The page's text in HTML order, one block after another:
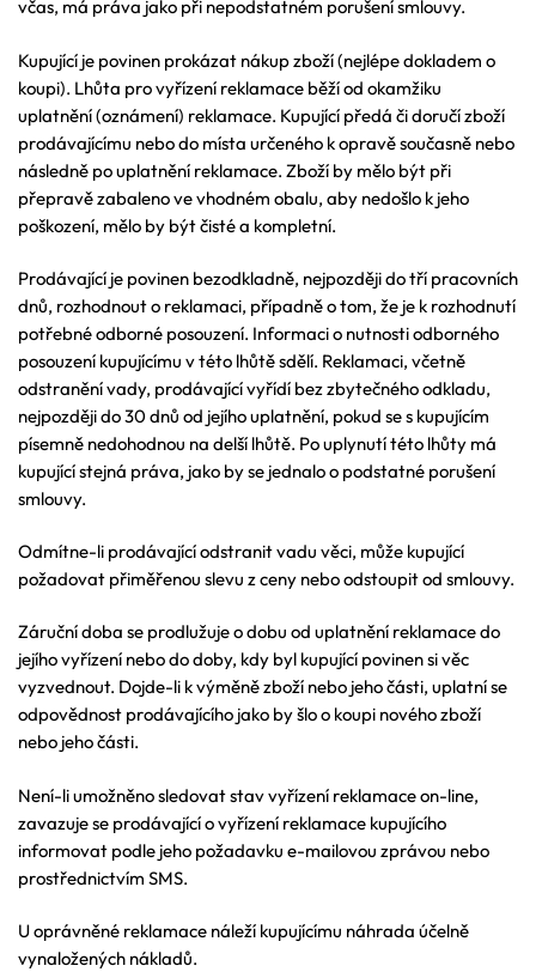
včas, má práva jako při nepodstatném porušení smlouvy.
Kupující je povinen prokázat nákup zboží (nejlépe dokladem o
koupi). Lhůta pro vyřízení reklamace běží od okamžiku
uplatnění (oznámení) reklamace. Kupující předá či doručí zboží
prodávajícímu nebo do místa určeného k opravě současně nebo
následně po uplatnění reklamace. Zboží by mělo být při
přepravě zabaleno ve vhodném obalu, aby nedošlo k jeho
poškození, mělo by být čisté a kompletní.
Prodávající je povinen bezodkladně, nejpozději do tří pracovních
dnů, rozhodnout o reklamaci, případně o tom, že je k rozhodnutí
potřebné odborné posouzení. Informaci o nutnosti odborného
posouzení kupujícímu v této lhůtě sdělí. Reklamaci, včetně
odstranění vady, prodávající vyřídí bez zbytečného odkladu,
nejpozději do 30 dnů od jejího uplatnění, pokud se s kupujícím
písemně nedohodnou na delší lhůtě. Po uplynutí této lhůty má
kupující stejná práva, jako by se jednalo o podstatné porušení
smlouvy.
Odmítne-li prodávající odstranit vadu věci, může kupující
požadovat přiměřenou slevu z ceny nebo odstoupit od smlouvy.
Záruční doba se prodlužuje o dobu od uplatnění reklamace do
jejího vyřízení nebo do doby, kdy byl kupující povinen si věc
vyzvednout. Dojde-li k výměně zboží nebo jeho části, uplatní se
odpovědnost prodávajícího jako by šlo o koupi nového zboží
nebo jeho části.
Není-li umožněno sledovat stav vyřízení reklamace on-line,
zavazuje se prodávající o vyřízení reklamace kupujícího
informovat podle jeho požadavku e-mailovou zprávou nebo
prostřednictvím SMS.
U oprávněné reklamace náleží kupujícímu náhrada účelně
vynaložených nákladů.